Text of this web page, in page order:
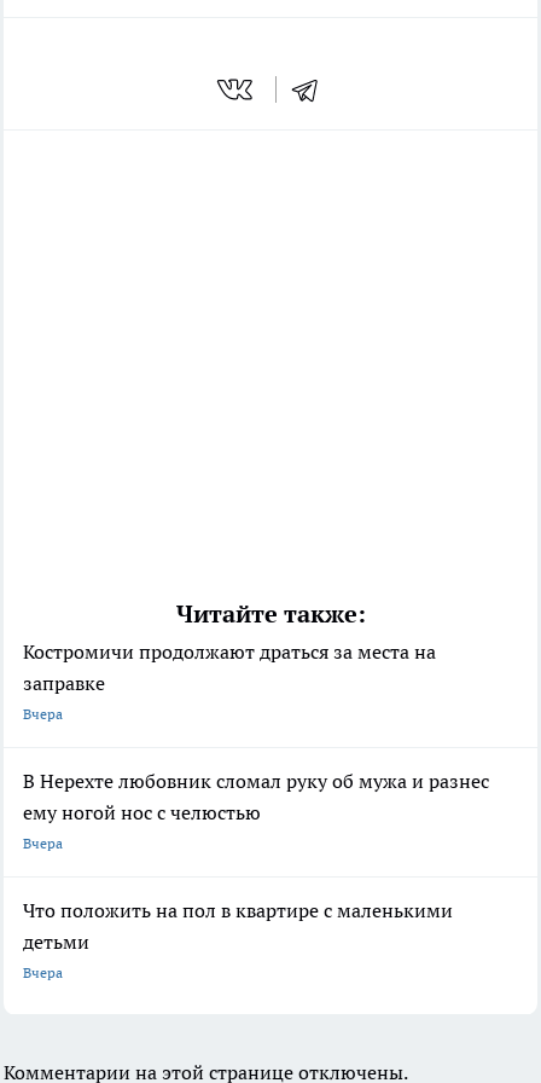
Читайте также:
Костромичи продолжают драться за места на
заправке
Вчера
В Нерехте любовник сломал руку об мужа и разнес
ему ногой нос с челюстью
Вчера
Что положить на пол в квартире с маленькими
детьми
Вчера
Комментарии на этой странице отключены.